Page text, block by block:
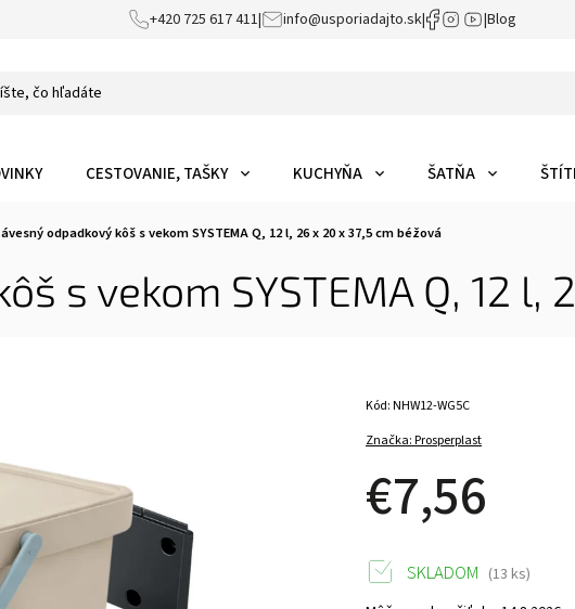
+420 725 617 411| info@usporiadajto.sk| |Blog
CESTOVANIE, TAŠKY KUCHYŇA ŠATŇA
odpadkový kôš s vekom SYSTEMA Q, 12 l, 26 x 20 x 37,5 cm béžová
s vekom SYSTEMA Q, 12 l,
Značka:Prosperplast
€7,56
Kód:NHW12-WG5C
SKLADOM (13 ks)